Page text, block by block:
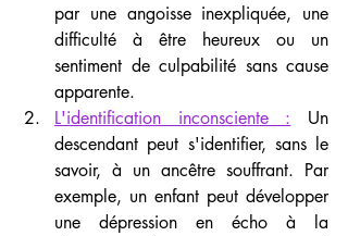
par une angoisse inexpliquée, une
difficulté à être heureux ou un
sentiment de culpabilité sans cause
apparente.
L'identification inconsciente : Un
descendant peut s'identifier, sans le
savoir, à un ancêtre souffrant. Par
exemple, un enfant peut développer
une dépression en écho à la